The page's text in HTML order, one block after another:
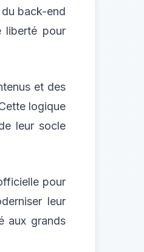
back-end
liberté pour
et des
logique
leur socle
pour
leur
aux grands